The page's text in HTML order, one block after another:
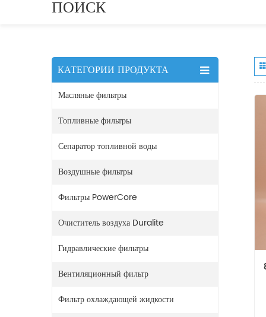
ПОИСК
КАТЕГОРИИ ПРОДУКТА
Масляные фильтры
Топливные фильтры
Сепаратор топливной воды
Воздушные фильтры
Фильтры PowerCore
Очиститель воздуха Duralite
Гидравлические фильтры
Вентиляционный фильтр
Фильтр охлаждающей жидкости